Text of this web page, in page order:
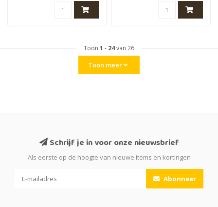
Toon 1 - 24van 26
Toon meer
Schrijf je in voor onze nieuwsbrief
Als eerste op de hoogte van nieuwe items en kortingen
Abonneer